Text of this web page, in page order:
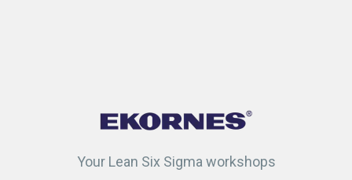
Your Lean Six Sigma workshops